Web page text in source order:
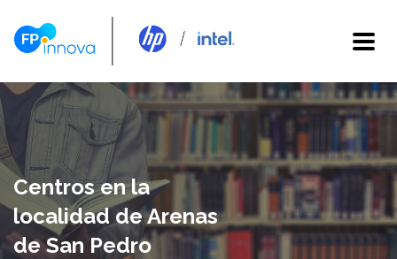
Centros en la
localidad de Arenas
de San Pedro